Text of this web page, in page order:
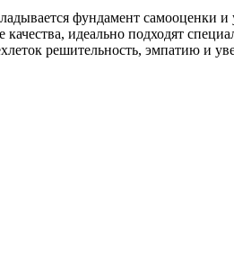
фундамент самооценки и
идеально подходят
решительность, эмпатию и